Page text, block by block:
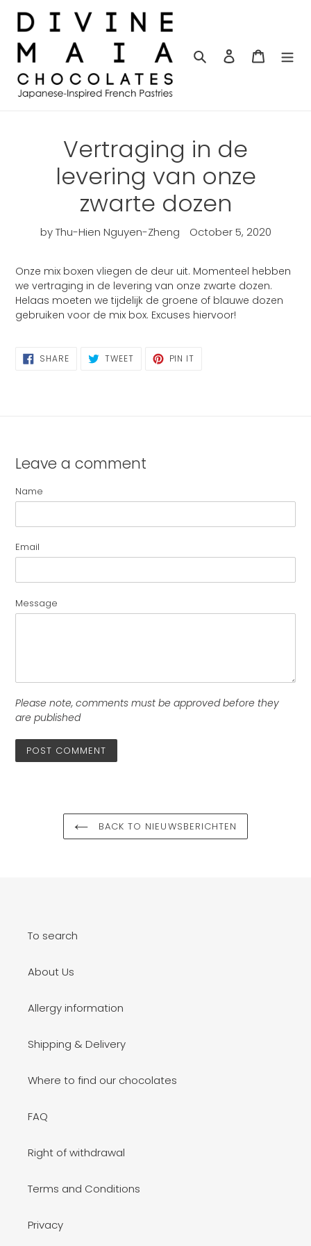
Search Log in Cart
Vertraging in de
levering van onze
zwarte dozen
by Thu-Hien Nguyen-Zheng October 5, 2020
Onze mix boxen vliegen de deur uit. Momenteel hebben
we vertraging in de levering van onze zwarte dozen.
Helaas moeten we tijdelijk de groene of blauwe dozen
gebruiken voor de mix box. Excuses hiervoor!
SHARESHARE
ON
TWEETTWEET PIN IT
Leave a comment
Name
Email
Message
Please note, comments must be approved before they
are published
BACK TO NIEUWSBERICHTEN
To search
About Us
Allergy information
Shipping & Delivery
Where to find our chocolates
FAQ
Right of withdrawal
Terms and Conditions
Privacy